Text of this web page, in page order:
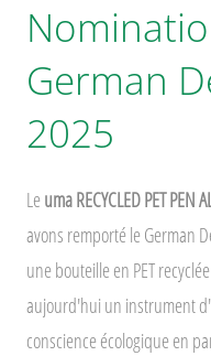
German
2025
Le uma RECYCLED PET PEN
avons remporté le German
une bouteille en PET
aujourd'hui un instrument
conscience écologique en